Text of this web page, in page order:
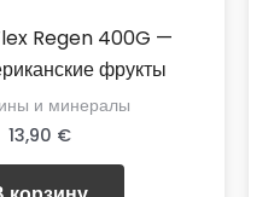
Regen 400G —
фрукты
и минералы
13,90 €